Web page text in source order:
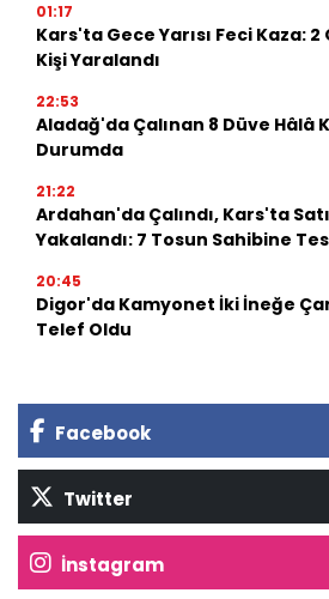
01:17
Kars'ta Gece Yarısı Feci Kaza:
Kişi Yaralandı
22:53
Aladağ'da Çalınan 8 Düve Hâlâ
Durumda
21:22
Ardahan'da Çalındı, Kars'ta
Yakalandı: 7 Tosun Sahibine
20:45
Digor'da Kamyonet İki İneğe
Telef Oldu
Facebook
Twitter
İnstagram